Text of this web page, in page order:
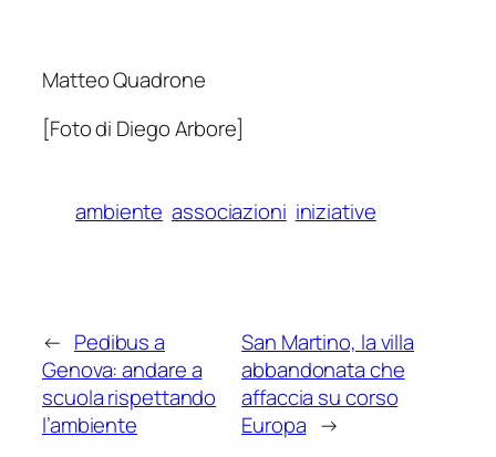
Matteo Quadrone
[Foto di Diego Arbore]
ambiente associazioni iniziative
← Pedibus a
Genova: andare a
scuola rispettando
l’ambiente
San Martino, la villa
abbandonata che
affaccia su corso
Europa →